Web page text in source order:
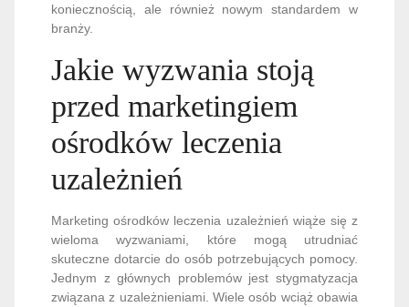
koniecznością, ale również nowym standardem w
branży.
Jakie wyzwania stoją
przed marketingiem
ośrodków leczenia
uzależnień
Marketing ośrodków leczenia uzależnień wiąże się z
wieloma wyzwaniami, które mogą utrudniać
skuteczne dotarcie do osób potrzebujących pomocy.
Jednym z głównych problemów jest stygmatyzacja
związana z uzależnieniami. Wiele osób wciąż obawia